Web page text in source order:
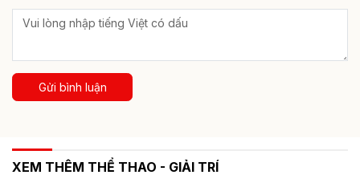
Gửi bình luận
XEM THÊM THỂ THAO - GIẢI TRÍ